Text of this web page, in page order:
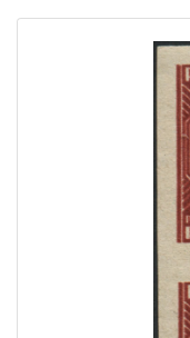
Current auction
Recent result